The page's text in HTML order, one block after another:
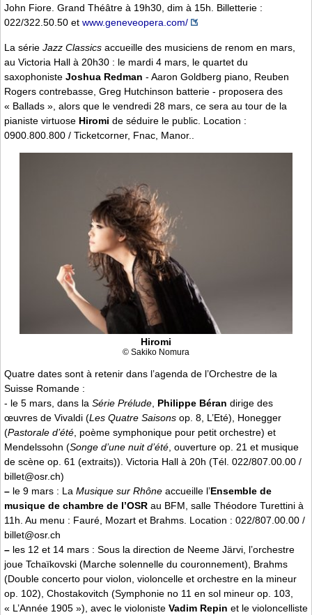
John Fiore. Grand Théâtre à 19h30, dim à 15h. Billetterie :
022/322.50.50 et www.geneveopera.com/
La série Jazz Classics accueille des musiciens de renom en mars,
au Victoria Hall à 20h30 : le mardi 4 mars, le quartet du
saxophoniste Joshua Redman - Aaron Goldberg piano, Reuben
Rogers contrebasse, Greg Hutchinson batterie - proposera des
« Ballads », alors que le vendredi 28 mars, ce sera au tour de la
pianiste virtuose Hiromi de séduire le public. Location :
0900.800.800 / Ticketcorner, Fnac, Manor..
Hiromi
© Sakiko Nomura
Quatre dates sont à retenir dans l’agenda de l’Orchestre de la
Suisse Romande :
- le 5 mars, dans la Série Prélude, Philippe Béran dirige des
œuvres de Vivaldi (Les Quatre Saisons op. 8, L’Eté), Honegger
(Pastorale d’été, poème symphonique pour petit orchestre) et
Mendelssohn (Songe d’une nuit d’été, ouverture op. 21 et musique
de scène op. 61 (extraits)). Victoria Hall à 20h (Tél. 022/807.00.00 /
billet@osr.ch)
– le 9 mars : La Musique sur Rhône accueille l’Ensemble de
musique de chambre de l’OSR au BFM, salle Théodore Turettini à
11h. Au menu : Fauré, Mozart et Brahms. Location : 022/807.00.00 /
billet@osr.ch
– les 12 et 14 mars : Sous la direction de Neeme Järvi, l’orchestre
joue Tchaïkovski (Marche solennelle du couronnement), Brahms
(Double concerto pour violon, violoncelle et orchestre en la mineur
op. 102), Chostakovitch (Symphonie no 11 en sol mineur op. 103,
« L’Année 1905 »), avec le violoniste Vadim Repin et le violoncelliste